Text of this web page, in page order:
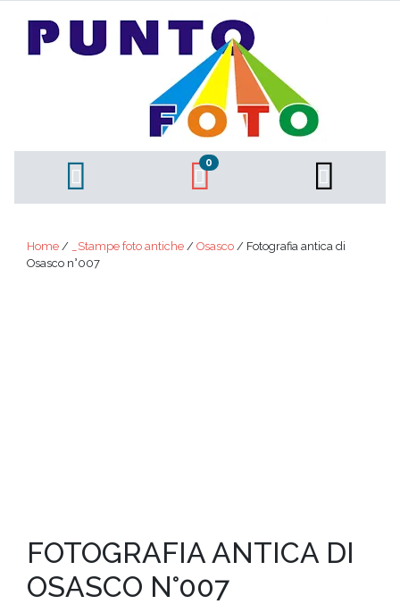
0
Home / _Stampe foto antiche / Osasco / Fotografia antica di
Osasco n°007
FOTOGRAFIA ANTICA DI
OSASCO N°007